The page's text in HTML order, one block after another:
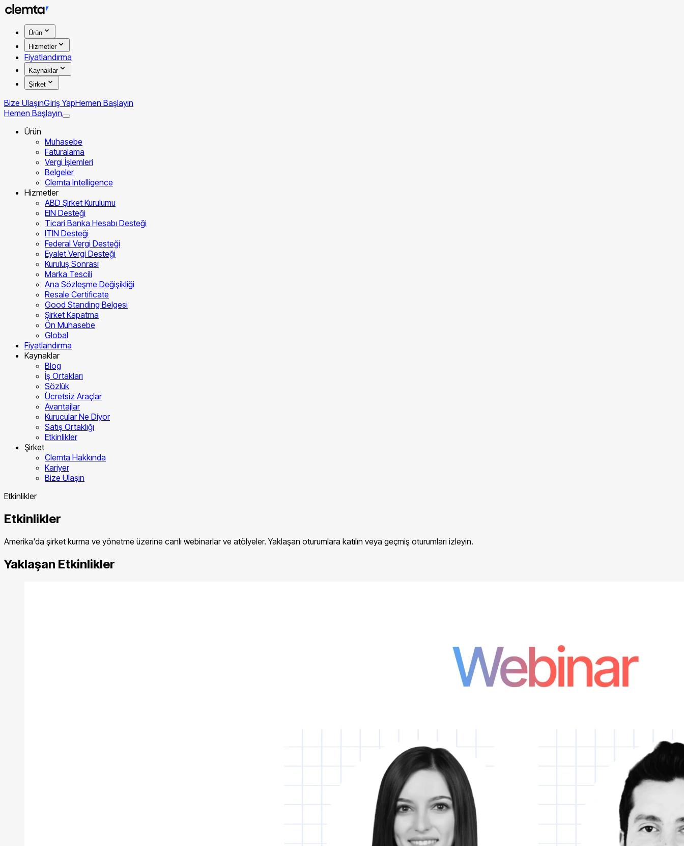
Ürün
Hizmetler
Fiyatlandırma
Kaynaklar
Şirket
Bize UlaşınGiriş YapHemen Başlayın
Hemen Başlayın
Ürün
Muhasebe
Faturalama
Vergi İşlemleri
Belgeler
Clemta Intelligence
Hizmetler
ABD Şirket Kurulumu
EIN Desteği
Ticari Banka Hesabı Desteği
ITIN Desteği
Federal Vergi Desteği
Eyalet Vergi Desteği
Kuruluş Sonrası
Marka Tescili
Ana Sözleşme Değişikliği
Resale Certificate
Good Standing Belgesi
Şirket Kapatma
Ön Muhasebe
Global
Fiyatlandırma
Kaynaklar
Blog
İş Ortakları
Sözlük
Ücretsiz Araçlar
Avantajlar
Kurucular Ne Diyor
Satış Ortaklığı
Etkinlikler
Şirket
Clemta Hakkında
Kariyer
Bize Ulaşın
Etkinlikler
Etkinlikler
Amerika'da şirket kurma ve yönetme üzerine canlı webinarlar ve atölyeler. Yaklaşan oturumlara katılın veya geçmiş oturumları izleyin.
Yaklaşan Etkinlikler